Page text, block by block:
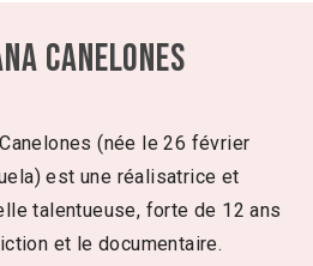
Canelones
(née le 26 février
est une réalisatrice et
talentueuse, forte de 12 ans
et le documentaire.